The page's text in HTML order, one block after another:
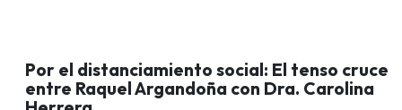
Por el distanciamiento social: El tenso cruce
entre Raquel Argandoña con Dra. Carolina